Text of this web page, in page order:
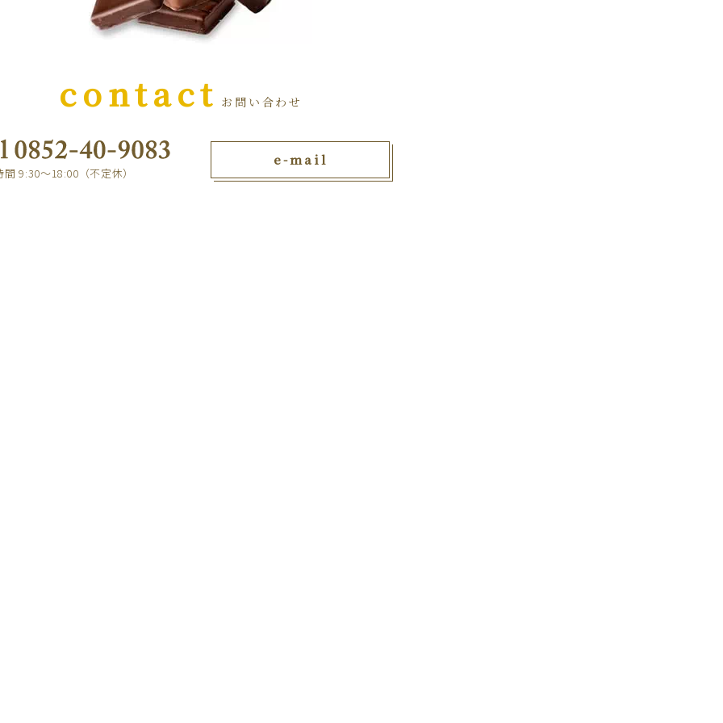
contact お問い合わせ
間 9:30～18:00（不定休）
e-mail